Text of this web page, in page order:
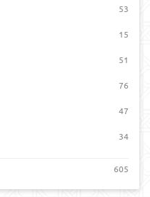
53
15
51
76
47
34
605